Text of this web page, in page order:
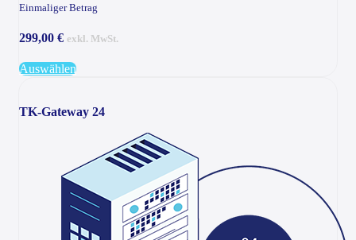
Einmaliger Betrag
299,00 € exkl. MwSt.
Auswählen
TK-Gateway 24